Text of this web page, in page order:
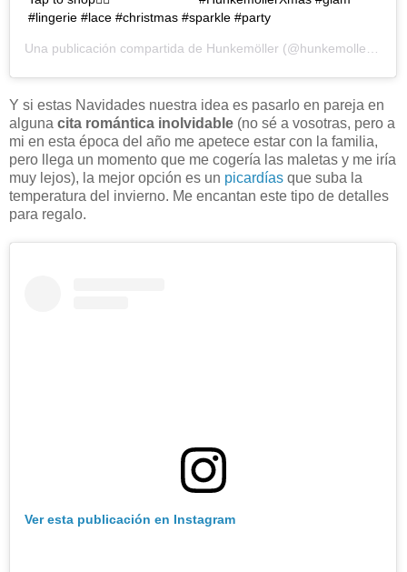
#lingerie #lace #christmas #sparkle #party
Una publicación compartida de Hunkemöller (@hunkemoller) el
Y si estas Navidades nuestra idea es pasarlo en pareja en
alguna cita romántica inolvidable (no sé a vosotras, pero a
mi en esta época del año me apetece estar con la familia,
pero llega un momento que me cogería las maletas y me iría
muy lejos), la mejor opción es un picardías que suba la
temperatura del invierno. Me encantan este tipo de detalles
para regalo.
Ver esta publicación en Instagram